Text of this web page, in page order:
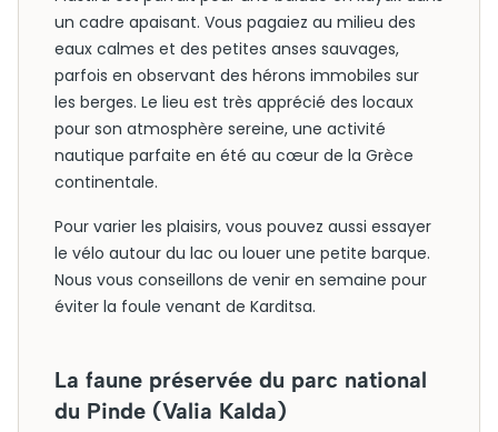
un cadre apaisant. Vous pagaiez au milieu des
eaux calmes et des petites anses sauvages,
parfois en observant des hérons immobiles sur
les berges. Le lieu est très apprécié des locaux
pour son atmosphère sereine, une activité
nautique parfaite en été au cœur de la Grèce
continentale.
Pour varier les plaisirs, vous pouvez aussi essayer
le vélo autour du lac ou louer une petite barque.
Nous vous conseillons de venir en semaine pour
éviter la foule venant de Karditsa.
La faune préservée du parc national
du Pinde (Valia Kalda)